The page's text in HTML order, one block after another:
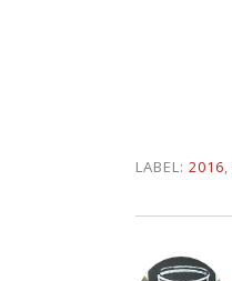
LABEL: 2016,